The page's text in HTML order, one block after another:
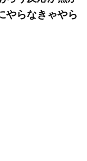
やらなきゃやら